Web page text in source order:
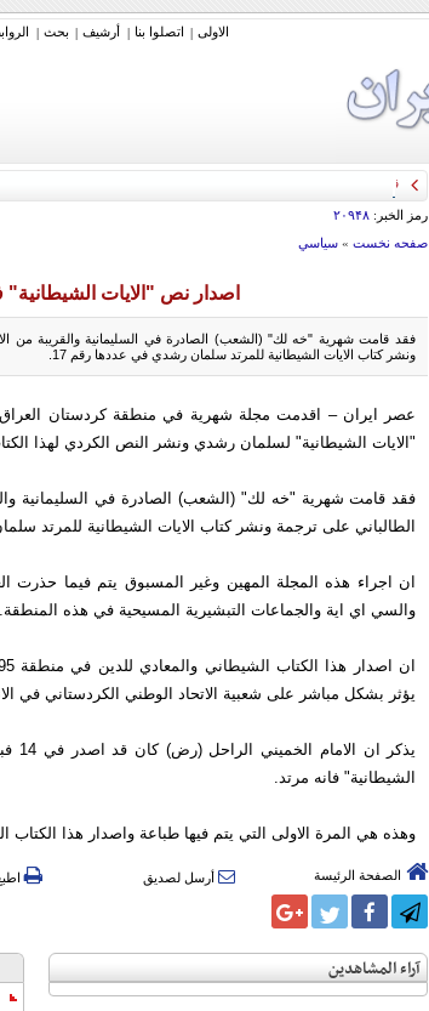
الاولی | اتصلوا بنا | أرشیف | بحث |
قائد الحرس الثوري: إيران ستدمر أمريكا وإسرائيل والسعودية إذا تجاوزت
رمز الخبر: ۲۰۹۴۸
صفحه نخست» سياسي
اصدار نص "الايات
فقد قامت شهرية "خه لك" (الشعب) الصادرة في السليمانية والقريبة من
ونشر كتاب الايات الشيطانية للمرتد سلمان رشدي في عددها رقم 17.
عصر ايران – اقدمت مجلة شهرية في منطقة كردستان
"الايات الشيطانية" لسلمان رشدي ونشر النص الكردي لهذا
فقد قامت شهرية "خه لك" (الشعب) الصادرة في السليمانية
الطالباني على ترجمة ونشر كتاب الايات الشيطانية للمرتد
ان اجراء هذه المجلة المهين وغير المسبوق يتم فيما حذرت
والسي اي اية والجماعات التبشيرية المسيحية في هذه المنطقة.
يؤثر بشكل مباشر على شعبية الاتحاد الوطني الكردستاني في
الشيطانية" فانه مرتد.
وهذه هي المرة الاولى التي يتم فيها طباعة واصدار هذا
الصفحة الرئيسة أرسل لصديق
آراء المشاهدين